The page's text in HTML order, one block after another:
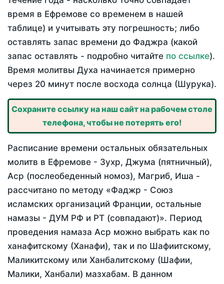
время в Ефремове со временем в нашей
таблице) и учитывать эту погрешность; либо
оставлять запас времени до Фаджра (какой
запас оставлять - подробно читайте по ссылке).
Время молитвы Духа начинается примерно
через 20 минут после восхода солнца (Шурука).
Сохраните ссылку на наш сайт на рабочем столе
телефона, чтобы не потерять его!
Расписание времени остальных обязательных
молитв в Ефремове - Зухр, Джума (пятничный),
Аср (послеобеденный номоз), Магриб, Иша -
рассчитано по методу «Фаджр - Союз
исламских организаций Франции, остальные
намазы - ДУМ РФ и РТ (совпадают)». Период
проведения намаза Аср можно выбрать как по
ханафитскому (Ханафи), так и по Шафиитскому,
Маликитскому или Ханбалитскому (Шафии,
Малики, Ханбали) мазхабам. В данном